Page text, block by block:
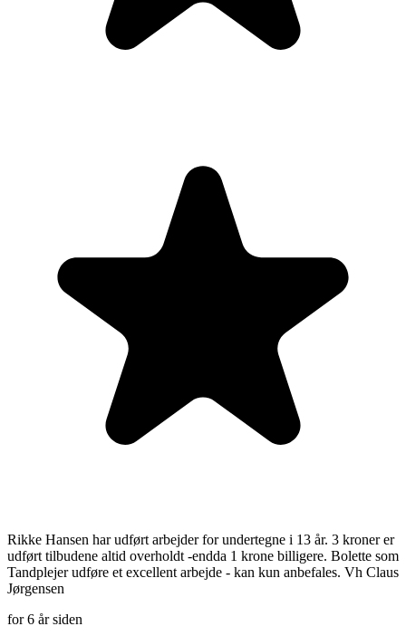
Rikke Hansen har udført arbejder for undertegne i 13 år. 3 kroner er
udført tilbudene altid overholdt -endda 1 krone billigere. Bolette som
Tandplejer udføre et excellent arbejde - kan kun anbefales. Vh Claus
Jørgensen
for 6 år siden